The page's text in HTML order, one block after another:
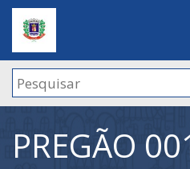
PREGÃO